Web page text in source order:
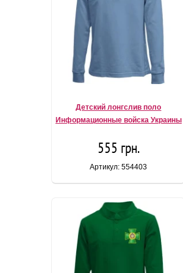
Детский лонгслив поло
Информационные войска Украины
555 грн.
Артикул: 554403